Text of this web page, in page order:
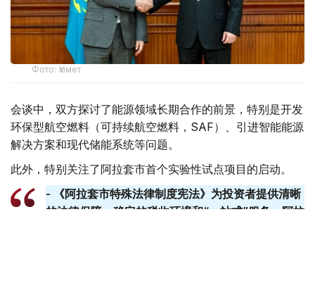
Фото: Үкімет
会谈中，双方探讨了能源领域长期合作的前景，特别是开发
环保型航空燃料（可持续航空燃料，SAF）、引进智能能源
解决方案和现代储能系统等问题。
此外，特别关注了阿拉套市首个实验性试点项目的启动。
- 《阿拉套市特殊法律制度宪法》为投资者提供清晰
的法律保障、稳定的税收环境和“一站式”服务。阿拉